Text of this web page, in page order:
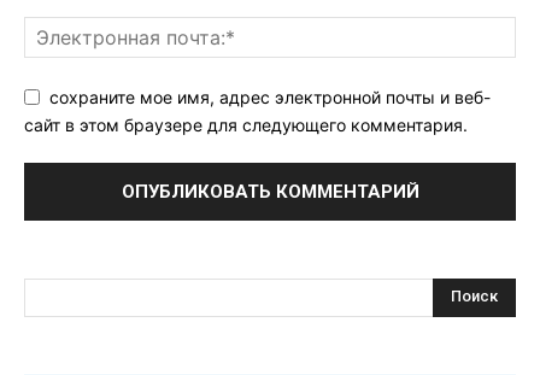
сохраните мое имя, адрес электронной почты и веб-
сайт в этом браузере для следующего комментария.